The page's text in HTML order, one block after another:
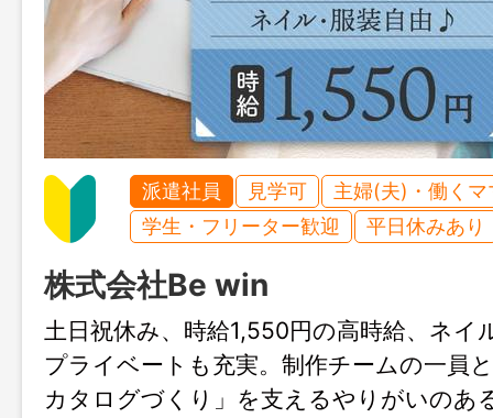
派遣社員 見学可
主婦(夫)・働くマ
学生・フリーター歓迎
平日休みあり
株式会社Be win
土日祝休み、時給1,550円の高時給、ネイ
プライベートも充実。制作チームの一員
カタログづくり」を支えるやりがいのあ